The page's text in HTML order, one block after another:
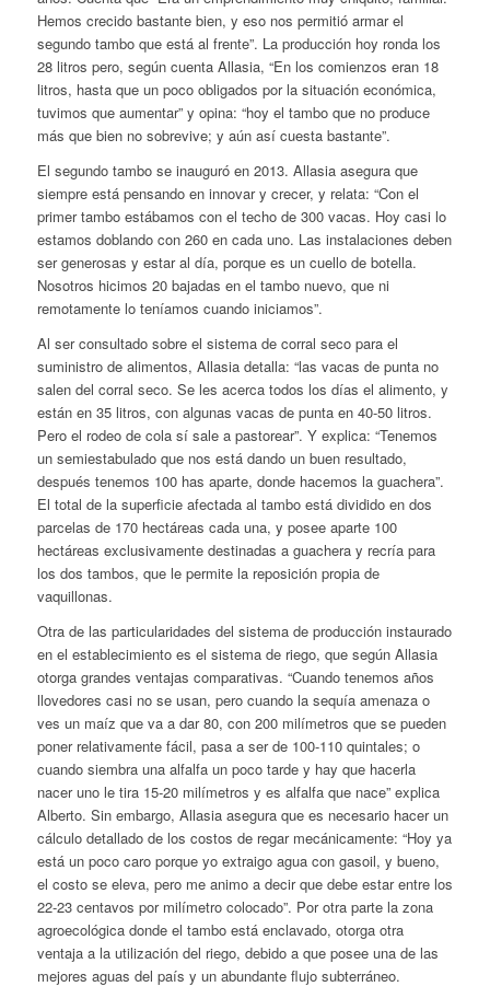
Hemos crecido bastante bien, y eso nos permitió armar el
segundo tambo que está al frente”. La producción hoy ronda los
28 litros pero, según cuenta Allasia, “En los comienzos eran 18
litros, hasta que un poco obligados por la situación económica,
tuvimos que aumentar” y opina: “hoy el tambo que no produce
más que bien no sobrevive; y aún así cuesta bastante”.
El segundo tambo se inauguró en 2013. Allasia asegura que
siempre está pensando en innovar y crecer, y relata: “Con el
primer tambo estábamos con el techo de 300 vacas. Hoy casi lo
estamos doblando con 260 en cada uno. Las instalaciones deben
ser generosas y estar al día, porque es un cuello de botella.
Nosotros hicimos 20 bajadas en el tambo nuevo, que ni
remotamente lo teníamos cuando iniciamos”.
Al ser consultado sobre el sistema de corral seco para el
suministro de alimentos, Allasia detalla: “las vacas de punta no
salen del corral seco. Se les acerca todos los días el alimento, y
están en 35 litros, con algunas vacas de punta en 40-50 litros.
Pero el rodeo de cola sí sale a pastorear”. Y explica: “Tenemos
un semiestabulado que nos está dando un buen resultado,
después tenemos 100 has aparte, donde hacemos la guachera”.
El total de la superficie afectada al tambo está dividido en dos
parcelas de 170 hectáreas cada una, y posee aparte 100
hectáreas exclusivamente destinadas a guachera y recría para
los dos tambos, que le permite la reposición propia de
vaquillonas.
Otra de las particularidades del sistema de producción instaurado
en el establecimiento es el sistema de riego, que según Allasia
otorga grandes ventajas comparativas. “Cuando tenemos años
llovedores casi no se usan, pero cuando la sequía amenaza o
ves un maíz que va a dar 80, con 200 milímetros que se pueden
poner relativamente fácil, pasa a ser de 100-110 quintales; o
cuando siembra una alfalfa un poco tarde y hay que hacerla
nacer uno le tira 15-20 milímetros y es alfalfa que nace” explica
Alberto. Sin embargo, Allasia asegura que es necesario hacer un
cálculo detallado de los costos de regar mecánicamente: “Hoy ya
está un poco caro porque yo extraigo agua con gasoil, y bueno,
el costo se eleva, pero me animo a decir que debe estar entre los
22-23 centavos por milímetro colocado”. Por otra parte la zona
agroecológica donde el tambo está enclavado, otorga otra
ventaja a la utilización del riego, debido a que posee una de las
mejores aguas del país y un abundante flujo subterráneo.